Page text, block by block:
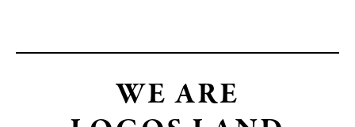
WE ARE